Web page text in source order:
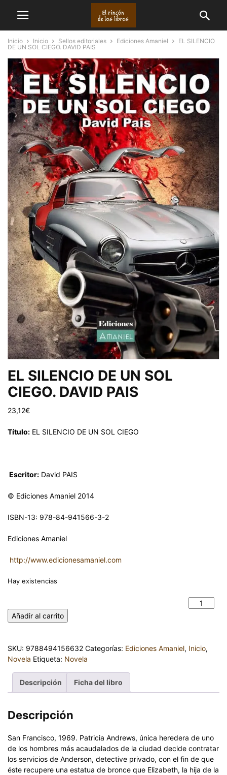
Inicio Inicio Sellos editoriales Ediciones Amaniel
EL SILENCIO
DE UN SOL CIEGO. DAVID PAIS
EL SILENCIO DE UN SOL
CIEGO. DAVID PAIS
23,12€
Título: EL SILENCIO DE UN SOL CIEGO
Escritor: David PAIS
© Ediciones Amaniel 2014
ISBN-13: 978-84-941566-3-2
Ediciones Amaniel
http://www.edicionesamaniel.com
Hay existencias
Añadir al carrito
SKU: 9788494156632 Categorías: Ediciones Amaniel, Inicio,
Novela Etiqueta: Novela
Descripción Ficha del libro
Descripción
San Francisco, 1969. Patricia Andrews, única heredera de uno
de los hombres más acaudalados de la ciudad decide contratar
los servicios de Anderson, detective privado, con el fin de que
éste recupere una estatua de bronce que Elizabeth, la hija de la